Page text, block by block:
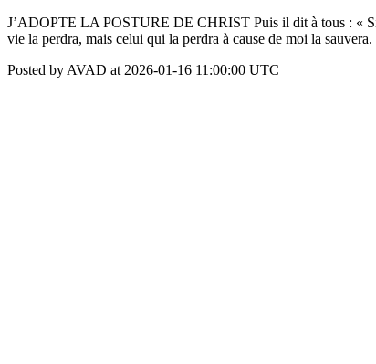
J’ADOPTE LA POSTURE DE CHRIST Puis il dit à tous : «
vie la perdra, mais celui qui la perdra à cause de moi la
Posted by AVAD at 2026-01-16 11:00:00 UTC